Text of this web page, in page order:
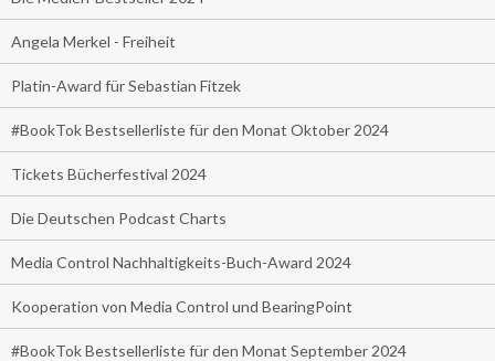
Angela Merkel - Freiheit
Platin-Award für Sebastian Fitzek
#BookTok Bestsellerliste für den Monat Oktober 2024
Tickets Bücherfestival 2024
Die Deutschen Podcast Charts
Media Control Nachhaltigkeits-Buch-Award 2024
Kooperation von Media Control und BearingPoint
#BookTok Bestsellerliste für den Monat September 2024